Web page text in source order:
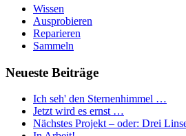
Wissen
Ausprobieren
Reparieren
Sammeln
Neueste Beiträge
Ich seh' den Sternenhimmel …
Jetzt wird es ernst …
Nächstes Projekt – oder: Drei